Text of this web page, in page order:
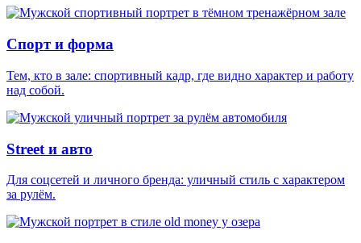
Спорт и форма
Тем, кто в зале: спортивный кадр, где видно характер и работу
над собой.
Street и авто
Для соцсетей и личного бренда: уличный стиль с характером
за рулём.